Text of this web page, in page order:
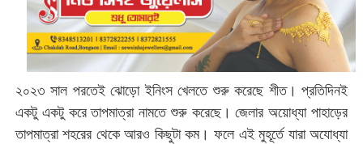
২০২৩ সাল পরতেই ঝোড়ো ইনিংস খেলতে শুরু করেছে শীত। প্রতিদিনই
একটু একটু করে তাপমাত্রা নামতে শুরু করেছে। জেলার অয়োধ্যা পাহাড়ের
তাপমাত্রা শহরের থেকে আরও কিছুটা কম। ফলে এই মুহূর্তে যারা অযোধ্যা